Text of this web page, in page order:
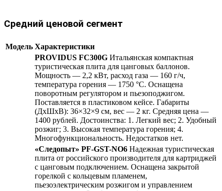
Средний ценовой сегмент
Модель Характеристики
PROVIDUS FC300G Итальянская компактная
туристическая плита для цанговых баллонов.
Мощность — 2,2 кВт, расход газа — 160 г/ч,
температура горения — 1750 °С. Оснащена
поворотным регулятором и пьезоподжигом.
Поставляется в пластиковом кейсе. Габариты
(ДхШхВ): 36×32×9 см, вес — 2 кг. Средняя цена —
1400 рублей. Достоинства: 1. Легкий вес; 2. Удобный
розжиг; 3. Высокая температура горения; 4.
Многофункциональность. Недостатков нет.
«Следопыт» PF-GST-NO6 Надежная туристическая
плита от российского производителя для картриджей
с цанговым подключением. Оснащена закрытой
горелкой с кольцевым пламенем,
пьезоэлектрическим розжигом и управлением